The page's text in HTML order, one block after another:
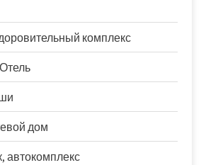
комплекс
дом
автокомплекс